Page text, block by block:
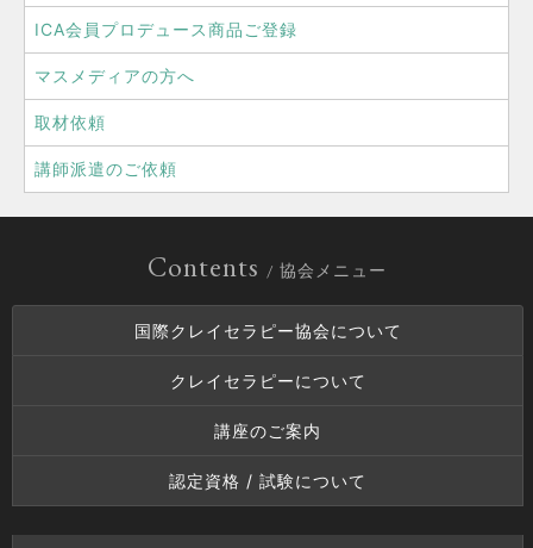
ICA会員プロデュース商品ご登録
マスメディアの方へ
取材依頼
講師派遣のご依頼
Contents / 協会メニュー
国際クレイセラピー協会について
クレイセラピーについて
講座のご案内
認定資格 / 試験について